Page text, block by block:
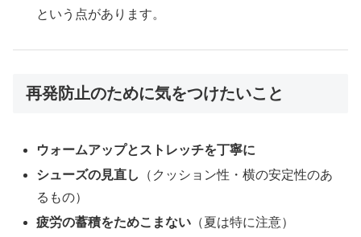
という点があります。
再発防止のために気をつけたいこと
ウォームアップとストレッチを丁寧に
シューズの見直し
（クッション性・横の安定性のあ
るもの）
疲労の蓄積をためこまない （夏は特に注意）